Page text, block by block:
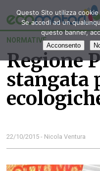
NORMATIVE
Regione
stangata
22/10/2015 - Nicola Ventura
Questo Sito utilizza
Se accedi ad un
questo banner,
Acconsento